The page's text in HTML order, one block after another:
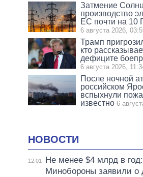
Затмение
производство
ЕС почти на 10
6 августа 2026,
Трамп
кто
дефиците
6 августа 2026,
После ночной
российском
вспыхнули
известно 6
НОВОСТИ
12:01
Не менее $4 млрд в
Минобороны заявили о